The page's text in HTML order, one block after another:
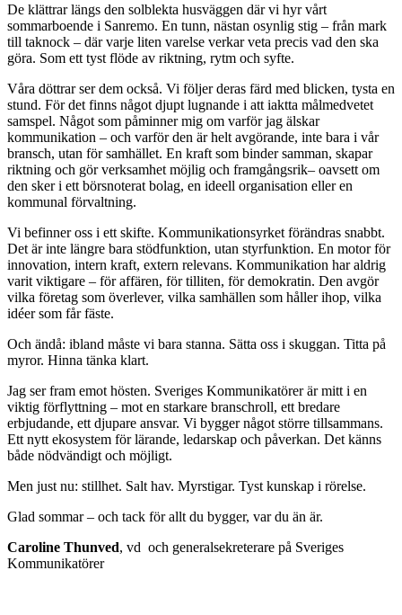
De klättrar längs den solblekta husväggen där vi hyr vårt
sommarboende i Sanremo. En tunn, nästan osynlig stig – från mark
till taknock – där varje liten varelse verkar veta precis vad den ska
göra. Som ett tyst flöde av riktning, rytm och syfte.
Våra döttrar ser dem också. Vi följer deras färd med blicken, tysta en
stund. För det finns något djupt lugnande i att iaktta målmedvetet
samspel. Något som påminner mig om varför jag älskar
kommunikation – och varför den är helt avgörande, inte bara i vår
bransch, utan för samhället. En kraft som binder samman, skapar
riktning och gör verksamhet möjlig och framgångsrik– oavsett om
den sker i ett börsnoterat bolag, en ideell organisation eller en
kommunal förvaltning.
Vi befinner oss i ett skifte. Kommunikationsyrket förändras snabbt.
Det är inte längre bara stödfunktion, utan styrfunktion. En motor för
innovation, intern kraft, extern relevans. Kommunikation har aldrig
varit viktigare – för affären, för tilliten, för demokratin. Den avgör
vilka företag som överlever, vilka samhällen som håller ihop, vilka
idéer som får fäste.
Och ändå: ibland måste vi bara stanna. Sätta oss i skuggan. Titta på
myror. Hinna tänka klart.
Jag ser fram emot hösten. Sveriges Kommunikatörer är mitt i en
viktig förflyttning – mot en starkare branschroll, ett bredare
erbjudande, ett djupare ansvar. Vi bygger något större tillsammans.
Ett nytt ekosystem för lärande, ledarskap och påverkan. Det känns
både nödvändigt och möjligt.
Men just nu: stillhet. Salt hav. Myrstigar. Tyst kunskap i rörelse.
Glad sommar – och tack för allt du bygger, var du än är.
Caroline Thunved, vd och generalsekreterare på Sveriges
Kommunikatörer